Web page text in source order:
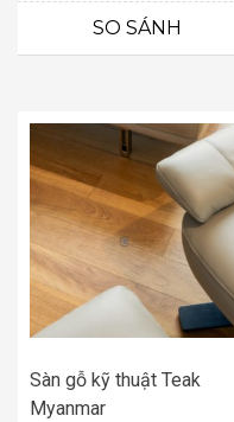
từ
1.280.000 ₫
SO SÁNH
Sàn gỗ kỹ thuật Teak
Myanmar